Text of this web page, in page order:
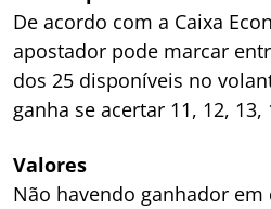
De acordo com a Caixa
apostador pode marcar
dos 25 disponíveis no
ganha se acertar 11, 12,
Valores
Não havendo ganhador